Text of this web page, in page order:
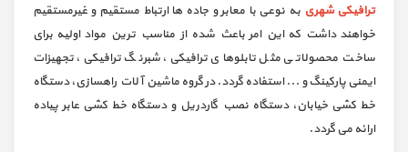
ترافیکی شهری به نوعی با معابر و جاده ها ارتباط مستقیم و غیرمستقیم
خواهند داشت که این امر باعث شده از مناسب ترین مواد اولیه برای
ساخت محصولاتی مثل تابلوهای ترافیکی، شبرنگ ترافیکی، تجهیزات
ایمنی پارکینگ و ... استفاده گردد. در گروه ماشین آلات راهسازی، دستگاه
خط کشی خیابان، دستگاه نصب گاردریل و دستگاه خط کشی عابر پیاده
ارائه می گردد.